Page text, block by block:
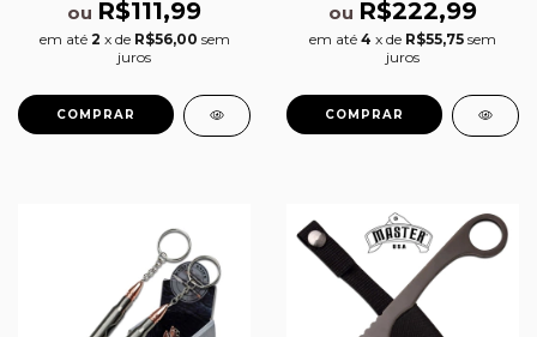
ou R$111,99
em até 2 x de R$56,00 sem
juros
ou R$222,99
em até 4 x de R$55,75 sem
juros